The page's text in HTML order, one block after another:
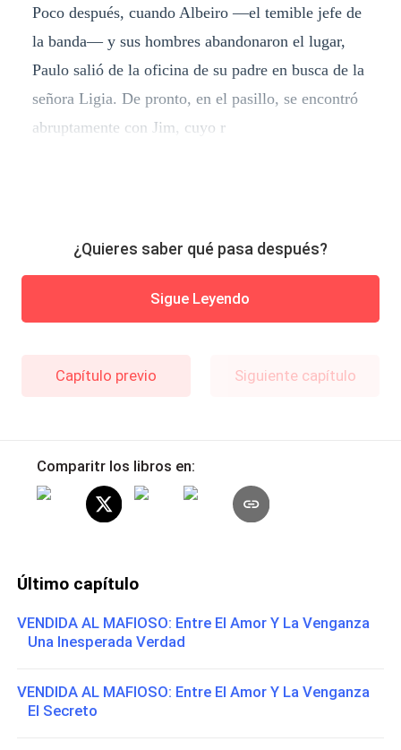
Poco después, cuando Albeiro —el temible jefe de
la banda— y sus hombres abandonaron el lugar,
Paulo salió de la oficina de su padre en busca de la
señora Ligia. De pronto, en el pasillo, se encontró
abruptamente con Jim, cuyo r
¿Quieres saber qué pasa después?
Sigue Leyendo
Capítulo previo Siguiente capítulo
Comparitr los libros en:
Último capítulo
VENDIDA AL MAFIOSO: Entre El Amor Y La Venganza
Una Inesperada Verdad
VENDIDA AL MAFIOSO: Entre El Amor Y La Venganza
El Secreto